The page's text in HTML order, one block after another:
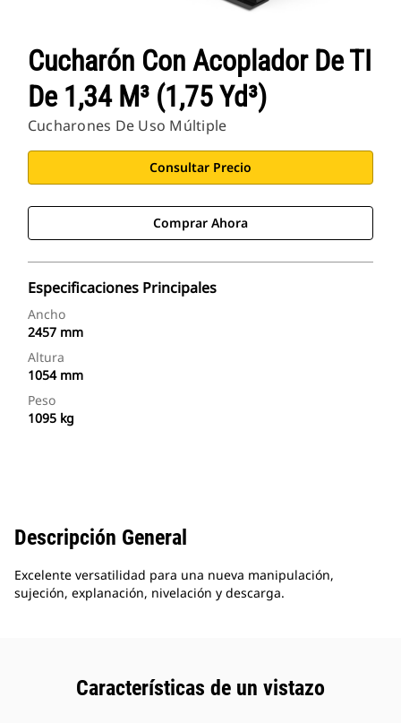
Cucharón Con Acoplador De TI
De 1,34 M³ (1,75 Yd³)
Cucharones De Uso Múltiple
Consultar Precio
Comprar Ahora
Especificaciones Principales
Ancho
2457 mm
Altura
1054 mm
Peso
1095 kg
Descripción General
Excelente versatilidad para una nueva manipulación,
sujeción, explanación, nivelación y descarga.
Características de un vistazo